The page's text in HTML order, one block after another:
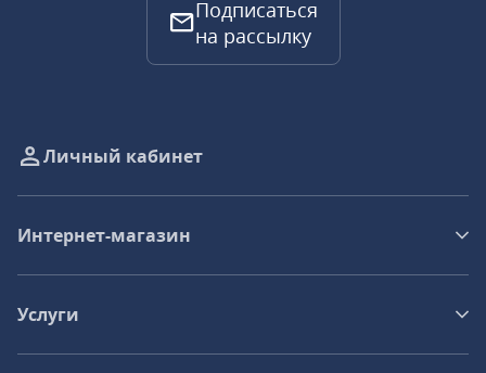
Подписаться
на рассылку
Личный кабинет
Интернет-магазин
Услуги